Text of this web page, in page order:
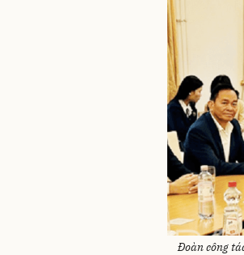
Đoàn công